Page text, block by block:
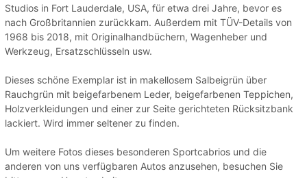
Studios in Fort Lauderdale, USA, für etwa drei Jahre, bevor es
nach Großbritannien zurückkam. Außerdem mit TÜV-Details von
1968 bis 2018, mit Originalhandbüchern, Wagenheber und
Werkzeug, Ersatzschlüsseln usw.
Dieses schöne Exemplar ist in makellosem Salbeigrün über
Rauchgrün mit beigefarbenem Leder, beigefarbenen Teppichen,
Holzverkleidungen und einer zur Seite gerichteten Rücksitzbank
lackiert. Wird immer seltener zu finden.
Um weitere Fotos dieses besonderen Sportcabrios und die
anderen von uns verfügbaren Autos anzusehen, besuchen Sie